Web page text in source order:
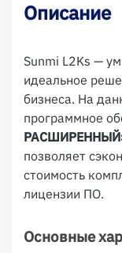
Описание
Sunmi L2Ks —
идеальное
бизнеса. На
программное
позволяет
стоимость
лицензии ПО.
Основные